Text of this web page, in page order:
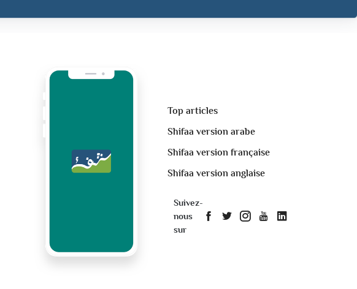
Top articles
Shifaa version arabe
Shifaa version française
Shifaa version anglaise
Suivez-
nous
sur